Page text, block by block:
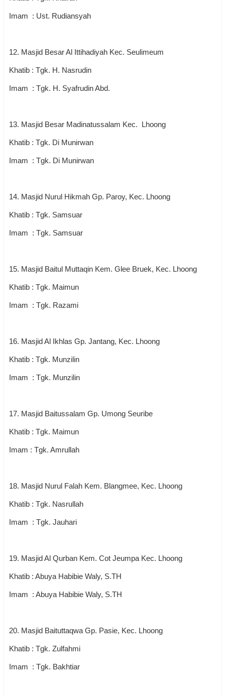
Imam : Ust. Rudiansyah
12. Masjid Besar Al Ittihadiyah Kec. Seulimeum
Khatib : Tgk. H. Nasrudin
Imam : Tgk. H. Syafrudin Abd.
13. Masjid Besar Madinatussalam Kec. Lhoong
Khatib : Tgk. Di Munirwan
Imam : Tgk. Di Munirwan
14. Masjid Nurul Hikmah Gp. Paroy, Kec. Lhoong
Khatib : Tgk. Samsuar
Imam : Tgk. Samsuar
15. Masjid Baitul Muttaqin Kem. Glee Bruek, Kec. Lhoong
Khatib : Tgk. Maimun
Imam : Tgk. Razami
16. Masjid Al Ikhlas Gp. Jantang, Kec. Lhoong
Khatib : Tgk. Munzilin
Imam : Tgk. Munzilin
17. Masjid Baitussalam Gp. Umong Seuribe
Khatib : Tgk. Maimun
Imam : Tgk. Amrullah
18. Masjid Nurul Falah Kem. Blangmee, Kec. Lhoong
Khatib : Tgk. Nasrullah
Imam : Tgk. Jauhari
19. Masjid Al Qurban Kem. Cot Jeumpa Kec. Lhoong
Khatib : Abuya Habibie Waly, S.TH
Imam : Abuya Habibie Waly, S.TH
20. Masjid Baituttaqwa Gp. Pasie, Kec. Lhoong
Khatib : Tgk. Zulfahmi
Imam : Tgk. Bakhtiar